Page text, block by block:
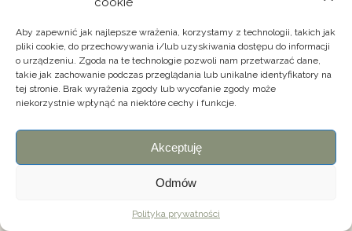
Aby zapewnić jak najlepsze wrażenia, korzystamy z technologii, takich jak
pliki cookie, do przechowywania i/lub uzyskiwania dostępu do informacji
o urządzeniu. Zgoda na te technologie pozwoli nam przetwarzać dane,
takie jak zachowanie podczas przeglądania lub unikalne identyfikatory na
tej stronie. Brak wyrażenia zgody lub wycofanie zgody może
niekorzystnie wpłynąć na niektóre cechy i funkcje.
Akceptuję
Odmów
Polityka prywatności